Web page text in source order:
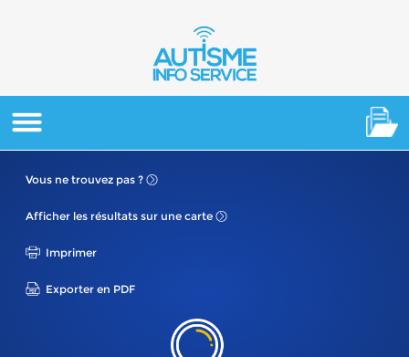
Vous ne trouvez pas ?
Afficher les résultats sur une carte
Imprimer
Exporter en PDF